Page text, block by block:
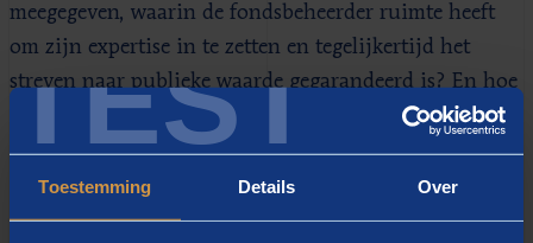
TEST
Toestemming Details Over
meegegeven, waarin de fondsbeheerder ruimte heeft
om zijn expertise in te zetten en tegelijkertijd het
streven naar publieke waarde gegarandeerd is? En hoe
is de verhouding tot andere financiers? Wanneer
fondsen binnen een overheid ook onder de definitie
vallen, vertroebelt dat wat ons betreft het gesprek.